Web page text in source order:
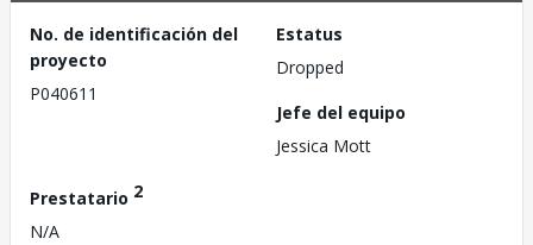
No. de identificación del
proyecto
P040611
Estatus
Dropped
Jefe del equipo
Jessica Mott
Prestatario 2
N/A